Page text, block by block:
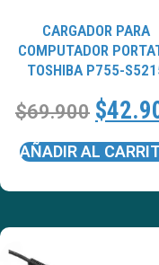
CARGADOR PARA
COMPUTADOR
TOSHIBA P755-
$69.900 $
AÑADIR AL